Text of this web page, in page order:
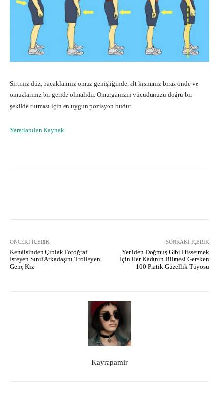
Sırtınız düz, bacaklarınız omuz genişliğinde, alt kısmınız biraz önde ve
omuzlarınız bir geride olmalıdır. Omurganızın vücudunuzu doğru bir
şekilde tutması için en uygun pozisyon budur.
Yararlanılan Kaynak
ÖNCEKI İÇERIK
Kendisinden Çıplak Fotoğraf
İsteyen Sınıf Arkadaşını Trolleyen
Genç Kız
SONRAKI İÇERIK
Yeniden Doğmuş Gibi Hissetmek
İçin Her Kadının Bilmesi Gereken
100 Pratik Güzellik Tüyosu
Kayrapamir